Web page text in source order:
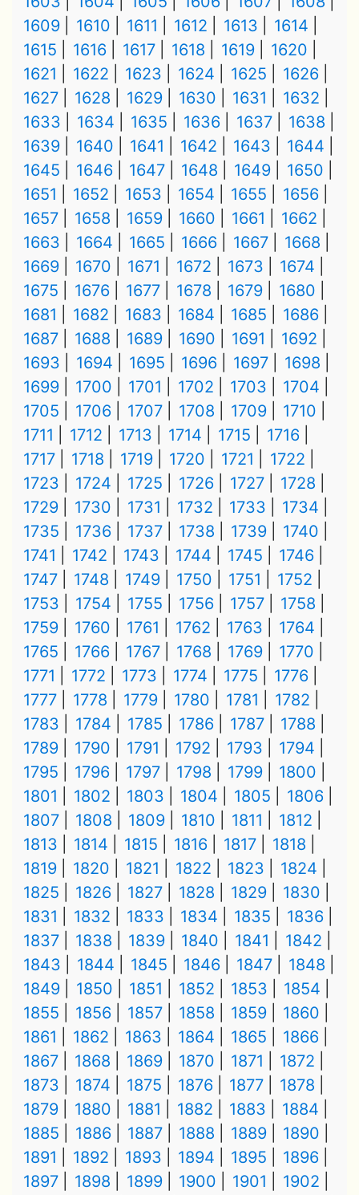
1609
1610 1611 1612 1613
1614
1615
1616 1617 1618 1619
1620
1621
1622 1623 1624 1625
1626
1627
1628 1629 1630 1631
1632
1633
1634 1635 1636 1637
1638
1639
1640 1641 1642 1643
1644
1645
1646 1647 1648 1649
1650
1651
1652 1653 1654 1655
1656
1657
1658 1659 1660 1661
1662
1663
1664 1665 1666 1667
1668
1669
1670 1671 1672 1673
1674
1675
1676 1677 1678 1679
1680
1681
1682 1683 1684 1685
1686
1687
1688 1689 1690 1691
1692
1693
1694 1695 1696 1697
1698
1699
1700 1701 1702 1703
1704
1705
1706 1707 1708 1709
1710
1711
1712 1713 1714 1715
1716
1717
1718 1719 1720 1721
1722
1723
1724 1725 1726 1727
1728
1729
1730 1731 1732 1733
1734
1735
1736 1737 1738 1739
1740
1741
1742 1743 1744 1745
1746
1747
1748 1749 1750 1751
1752
1753
1754 1755 1756 1757
1758
1759
1760 1761 1762 1763
1764
1765
1766 1767 1768 1769
1770
1771
1772 1773 1774 1775
1776
1777
1778 1779 1780 1781
1782
1783
1784 1785 1786 1787
1788
1789
1790 1791 1792 1793
1794
1795
1796 1797 1798 1799
1800
1801
1802 1803 1804 1805
1806
1807
1808 1809 1810 1811
1812
1813
1814 1815 1816 1817
1818
1819
1820 1821 1822 1823
1824
1825
1826 1827 1828 1829
1830
1831
1832 1833 1834 1835
1836
1837
1838 1839 1840 1841
1842
1843
1844 1845 1846 1847
1848
1849
1850 1851 1852 1853
1854
1855
1856 1857 1858 1859
1860
1861
1862 1863 1864 1865
1866
1867
1868 1869 1870 1871
1872
1873
1874 1875 1876 1877
1878
1879
1880 1881 1882 1883
1884
1885
1886 1887 1888 1889
1890
1891
1892 1893 1894 1895
1896
1897
1898 1899 1900 1901
1902